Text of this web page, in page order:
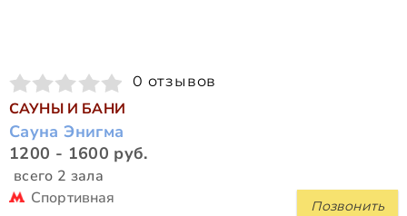
0 отзывов
САУНЫ И БАНИ
Сауна Энигма
1200 - 1600 руб.
всего 2 зала
Позвонить
Спортивная